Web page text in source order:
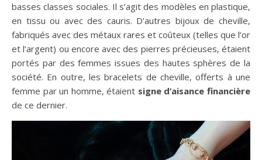
basses classes sociales. Il s’agit des modèles en plastique,
en tissu ou avec des cauris. D’autres bijoux de cheville,
fabriqués avec des métaux rares et coûteux (telles que l’or
et l’argent) ou encore avec des pierres précieuses, étaient
portés par des femmes issues des hautes sphères de la
société. En outre, les bracelets de cheville, offerts à une
femme par un homme, étaient signe d’aisance financière
de ce dernier.